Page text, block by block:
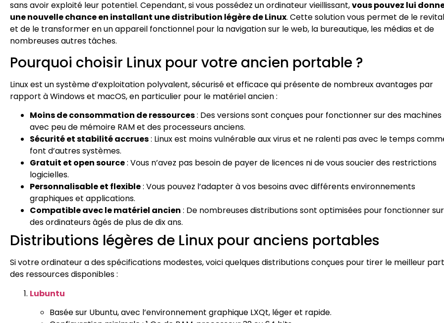
sans avoir exploité leur potentiel. Cependant, si vous possédez un ordinateur vieillissant,vous pouvez lui
une nouvelle chance en installant une distribution légère de Linux. Cette solution vous permet de le
et de le transformer en un appareil fonctionnel pour la navigation sur le web, la bureautique, les médias et de
nombreuses autres tâches.
Pourquoi choisir Linux pour votre ancien portable ?
Linux est un système d’exploitation polyvalent, sécurisé et efficace qui présente de nombreux avantages par
rapport à Windows et macOS, en particulier pour le matériel ancien :
Moins de consommation de ressources: Des versions sont conçues pour fonctionner sur des machines
avec peu de mémoire RAM et des processeurs anciens.
Sécurité et stabilité accrues: Linux est moins vulnérable aux virus et ne ralenti pas avec le temps
font d’autres systèmes.
Gratuit et open source: Vous n’avez pas besoin de payer de licences ni de vous soucier des restrictions
logicielles.
Personnalisable et flexible: Vous pouvez l’adapter à vos besoins avec différents environnements
graphiques et applications.
Compatible avec le matériel ancien : De nombreuses distributions sont optimisées pour fonctionner sur
des ordinateurs âgés de plus de dix ans.
Distributions légères de Linux pour anciens portables
Si votre ordinateur a des spécifications modestes, voici quelques distributions conçues pour tirer le meilleur
des ressources disponibles :
Lubuntu
Basée sur Ubuntu, avec l’environnement graphique LXQt, léger et rapide.